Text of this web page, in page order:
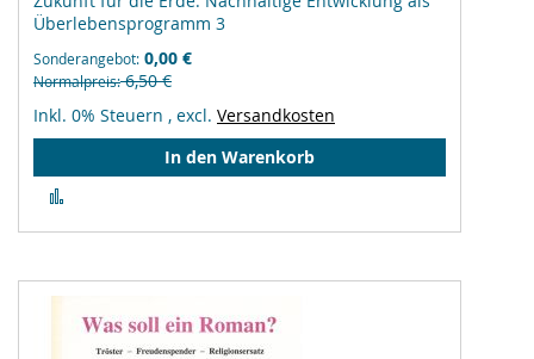
Überlebensprogramm 3
Sonderangebot 0,00 €
Normalpreis 6,50 €
Inkl. 0% Steuern , excl. Versandkosten
In den Warenkorb
hinzufügen